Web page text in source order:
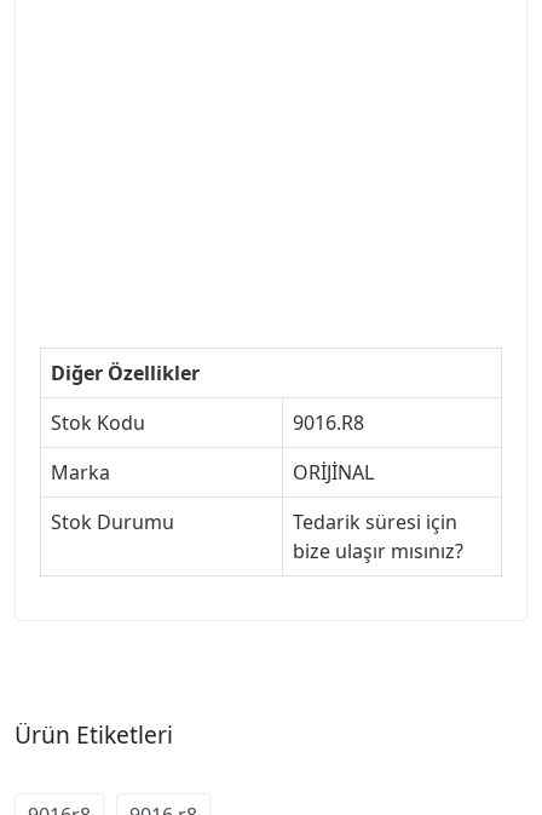
Diğer Özellikler
Stok Kodu
9016.R8
Marka
ORİJİNAL
Stok Durumu
Tedarik süresi için
bize ulaşır mısınız?
Ürün Etiketleri